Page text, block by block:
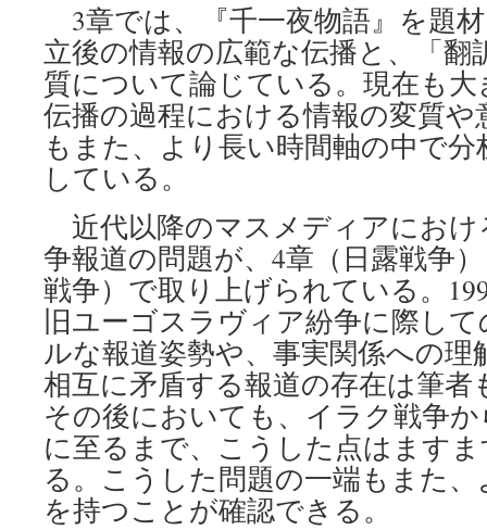
3章では、『千一夜物語』を題
立後の情報の広範な伝播と、「翻
質について論じている。現在も
伝播の過程における情報の変質や
もまた、より長い時間軸の中で
している。
近代以降のマスメディアにおけ
争報道の問題が、4章（日露戦争
戦争）で取り上げられている。
旧ユーゴスラヴィア紛争に際し
ルな報道姿勢や、事実関係への
相互に矛盾する報道の存在は筆者
その後においても、イラク戦争
に至るまで、こうした点はます
る。こうした問題の一端もまた
を持つことが確認できる。